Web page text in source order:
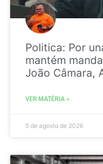
Politica: Por
mantém
João Câmara,
VER MATÉRIA »
5 de agosto de 2026